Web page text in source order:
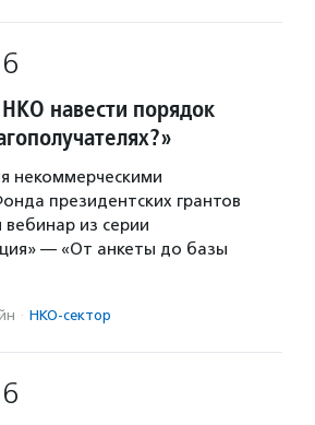
навести порядок
некоммерческими
президентских грантов
из серии
— «От анкеты до базы
· НКО-сектор